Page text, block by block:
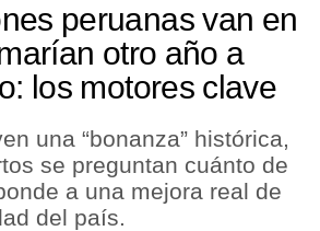
peruanas van en
otro año a
los motores clave
una “bonanza” histórica,
se preguntan cuánto de
a una mejora real de
del país.